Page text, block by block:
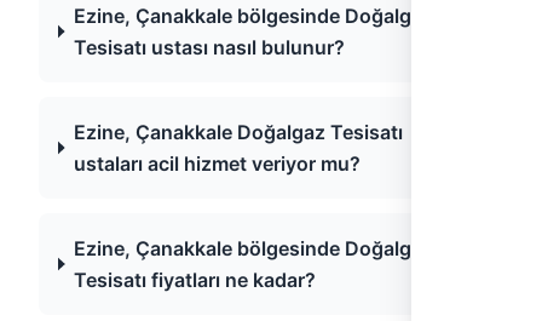
Ezine, Çanakkale bölgesinde Doğalgaz
Tesisatı ustası nasıl bulunur?
Ezine, Çanakkale Doğalgaz Tesisatı
ustaları acil hizmet veriyor mu?
Ezine, Çanakkale bölgesinde Doğalgaz
Tesisatı fiyatları ne kadar?